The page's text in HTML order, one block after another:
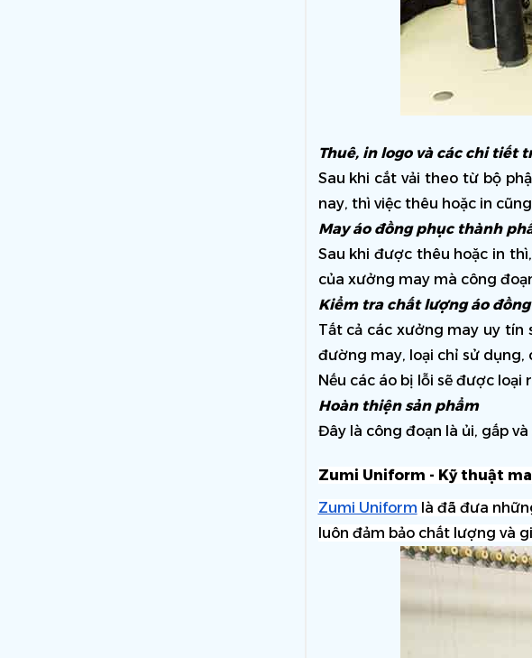
Thuê, in logo và các chi tiết
Sau khi cắt vải theo từ bộ
nay, thì việc thêu hoặc in
May áo đồng phục thành
Sau khi được thêu hoặc in
của xưởng may mà công
Kiểm tra chất lượng áo
Tất cả các xưởng may uy tín
đường may, loại chỉ sử dụng,
Nếu các áo bị lỗi sẽ được
Hoàn thiện sản phẩm
Đây là công đoạn là ủi, gấp
Zumi Uniform - Kỹ thuật
Zumi Uniform là đã đưa
luôn đảm bảo chất lượng và